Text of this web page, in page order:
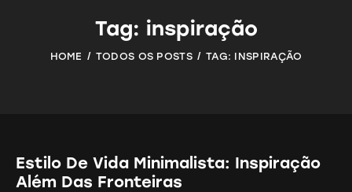
Tag: inspiração
HOME TODOS OS POSTS TAG: INSPIRAÇÃO
Estilo De Vida Minimalista: Inspiração
Além Das Fronteiras